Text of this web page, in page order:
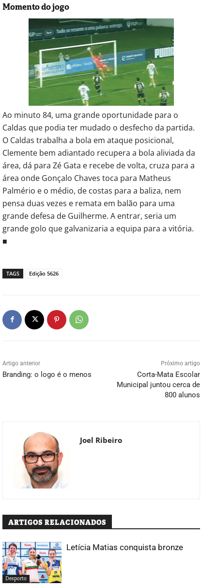
Momento do jogo
Ao minuto 84, uma grande oportunidade para o
Caldas que podia ter mudado o desfecho da partida.
O Caldas trabalha a bola em ataque posicional,
Clemente bem adiantado recupera a bola aliviada da
área, dá para Zé Gata e recebe de volta, cruza para a
área onde Gonçalo Chaves toca para Matheus
Palmério e o médio, de costas para a baliza, nem
pensa duas vezes e remata em balão para uma
grande defesa de Guilherme. A entrar, seria um
grande golo que galvanizaria a equipa para a vitória.
■
TAGS Edição 5626
Artigo anterior
Branding: o logo é o menos
Próximo artigo
Corta-Mata Escolar
Municipal juntou cerca de
800 alunos
Joel Ribeiro
ARTIGOS RELACIONADOS
Desporto
Letícia Matias conquista bronze